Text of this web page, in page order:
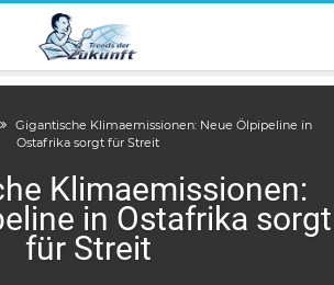
Gigantische Klimaemissionen: Neue Ölpipeline in
Ostafrika sorgt für Streit
Klimaemissionen:
in Ostafrika sorgt
für Streit